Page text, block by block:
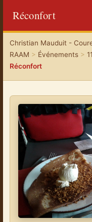
Réconfort
Christian Mauduit -
RAAM > Événements>
Réconfort